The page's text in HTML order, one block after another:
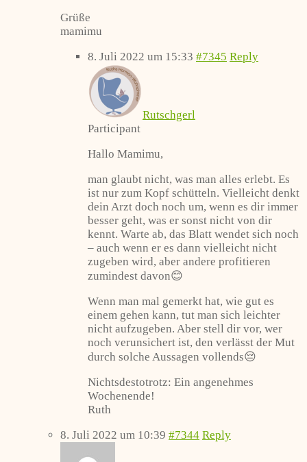
Grüße
mamimu
8. Juli 2022 um 15:33 #7345 Reply
Rutschgerl
Participant
Hallo Mamimu,
man glaubt nicht, was man alles erlebt. Es
ist nur zum Kopf schütteln. Vielleicht denkt
dein Arzt doch noch um, wenn es dir immer
besser geht, was er sonst nicht von dir
kennt. Warte ab, das Blatt wendet sich noch
– auch wenn er es dann vielleicht nicht
zugeben wird, aber andere profitieren
zumindest davon😊
Wenn man mal gemerkt hat, wie gut es
einem gehen kann, tut man sich leichter
nicht aufzugeben. Aber stell dir vor, wer
noch verunsichert ist, den verlässt der Mut
durch solche Aussagen vollends😔
Nichtsdestotrotz: Ein angenehmes
Wochenende!
Ruth
8. Juli 2022 um 10:39 #7344 Reply